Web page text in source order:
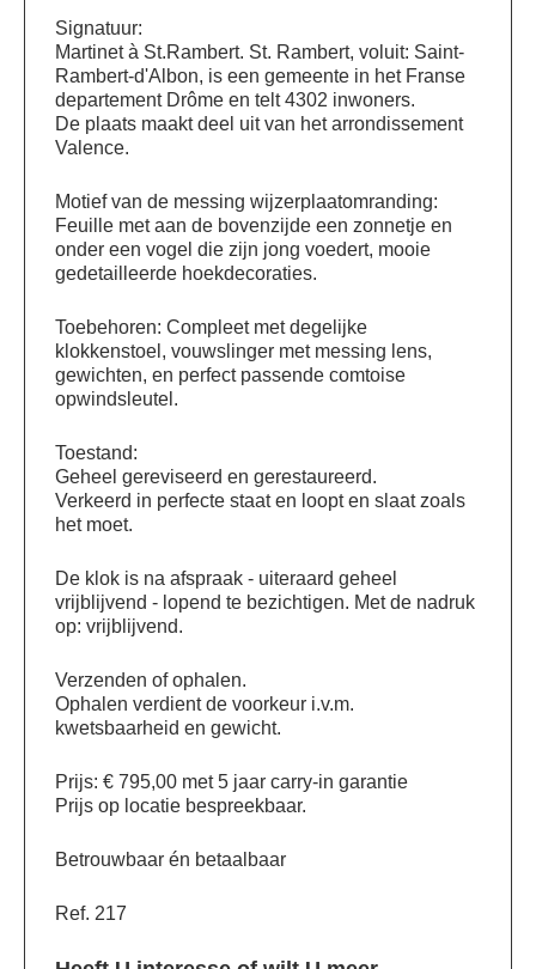
Signatuur:
Martinet à St.Rambert. St. Rambert, voluit: Saint-
Rambert-d'Albon, is een gemeente in het Franse
departement Drôme en telt 4302 inwoners.
De plaats maakt deel uit van het arrondissement
Valence.
Motief van de messing wijzerplaatomranding:
Feuille met aan de bovenzijde een zonnetje en
onder een vogel die zijn jong voedert, mooie
gedetailleerde hoekdecoraties.
Toebehoren: Compleet met degelijke
klokkenstoel, vouwslinger met messing lens,
gewichten, en perfect passende comtoise
opwindsleutel.
Toestand:
Geheel gereviseerd en gerestaureerd.
Verkeerd in perfecte staat en loopt en slaat zoals
het moet.
De klok is na afspraak - uiteraard geheel
vrijblijvend - lopend te bezichtigen. Met de nadruk
op: vrijblijvend.
Verzenden of ophalen.
Ophalen verdient de voorkeur i.v.m.
kwetsbaarheid en gewicht.
Prijs: € 795,00 met 5 jaar carry-in garantie
Prijs op locatie bespreekbaar.
Betrouwbaar én betaalbaar
Ref. 217